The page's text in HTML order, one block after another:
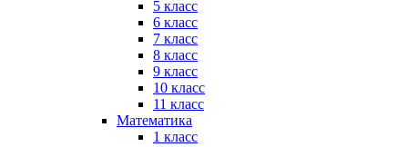
5 класс
6 класс
7 класс
8 класс
9 класс
10 класс
11 класс
Математика
1 класс